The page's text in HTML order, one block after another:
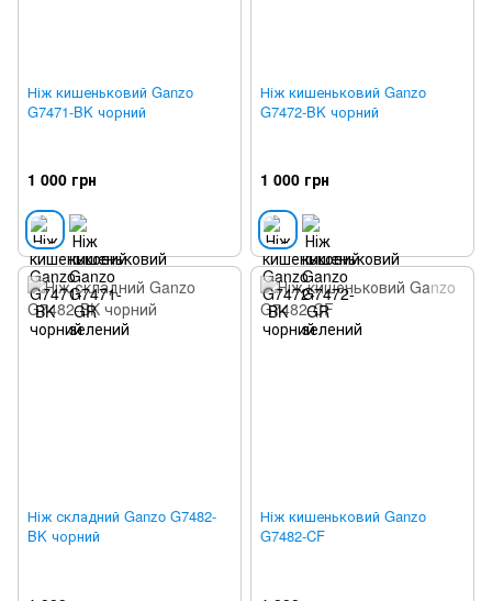
Ніж кишеньковий Ganzo
G7471-BK чорний
1 000 грн
Ніж кишеньковий Ganzo
G7472-BK чорний
1 000 грн
Ніж складний Ganzo G7482-
BK чорний
Ніж кишеньковий Ganzo
G7482-CF